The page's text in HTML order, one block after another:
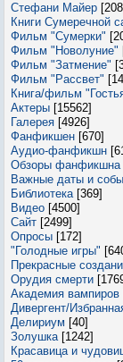
Стефани Майер
Книги Сумеречной
Фильм "Сумерки"
Фильм "Новолуние"
Фильм "Затмение"
Фильм "Рассвет"
Книга/фильм
Актеры [15562]
Галерея [4926]
Фанфикшен [670]
Аудио-фанфикшн
Обзоры фанфикшна
Важные даты и
Библиотека [369]
Видео [4500]
Сайт [2499]
Опросы [172]
"Голодные игры"
Прекрасные
Орудия смерти
Академия вампиров
Дивергент/
Делириум [40]
Золушка [1242]
Красавица и